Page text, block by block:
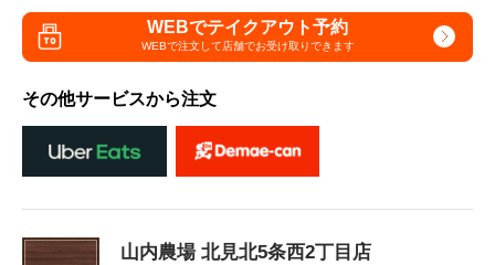
WEBでテイクアウト予約
WEBで注文して店舗でお受け取りできます
その他サービスから注文
山内農場 北見北5条西2丁目店